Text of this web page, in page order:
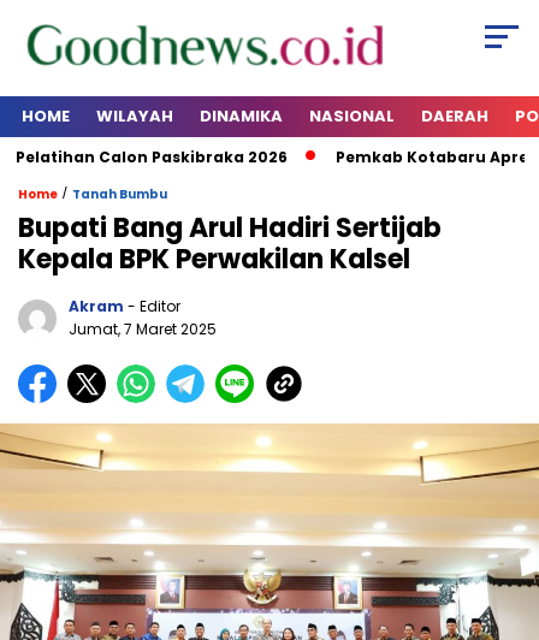
HOME WILAYAH DINAMIKA NASIONAL DAERAH
Calon Paskibraka 2026 Pemkab Kotabaru
Home / Tanah Bumbu
Bupati Bang Arul Hadiri Sertijab
Kepala BPK Perwakilan Kalsel
Akram - Editor
Jumat, 7 Maret 2025